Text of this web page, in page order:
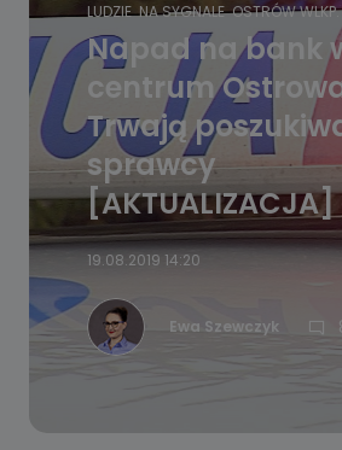
LUDZIE NA SYGNALE OSTRÓW WLKP.
Napad na bank
centrum
Trwają
sprawcy
[AKTUALIZACJA]
19.08.2019 14:20
Ewa Szewczyk